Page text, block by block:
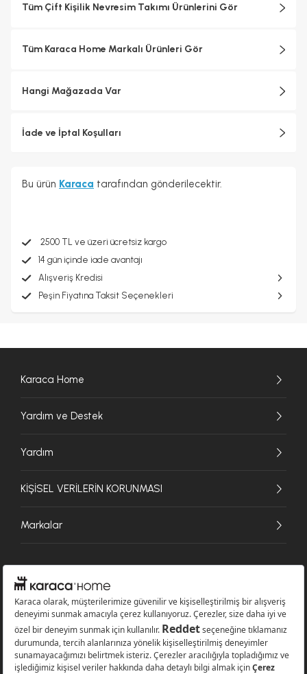
Tüm Çift Kişilik Nevresim Takımı Ürünlerini Gör
Tüm Karaca Home Markalı Ürünleri Gör
Hangi Mağazada Var
İade ve İptal Koşulları
Bu ürün Karaca tarafından gönderilecektir.
2500 TL ve üzeri ücretsiz kargo
14 gün içinde iade avantajı
Alışveriş Kredisi
Peşin Fiyatına Taksit Seçenekleri
Karaca Home
Yardım ve Destek
Yardım
KİŞİSEL VERİLERİN KORUNMASI
Markalar